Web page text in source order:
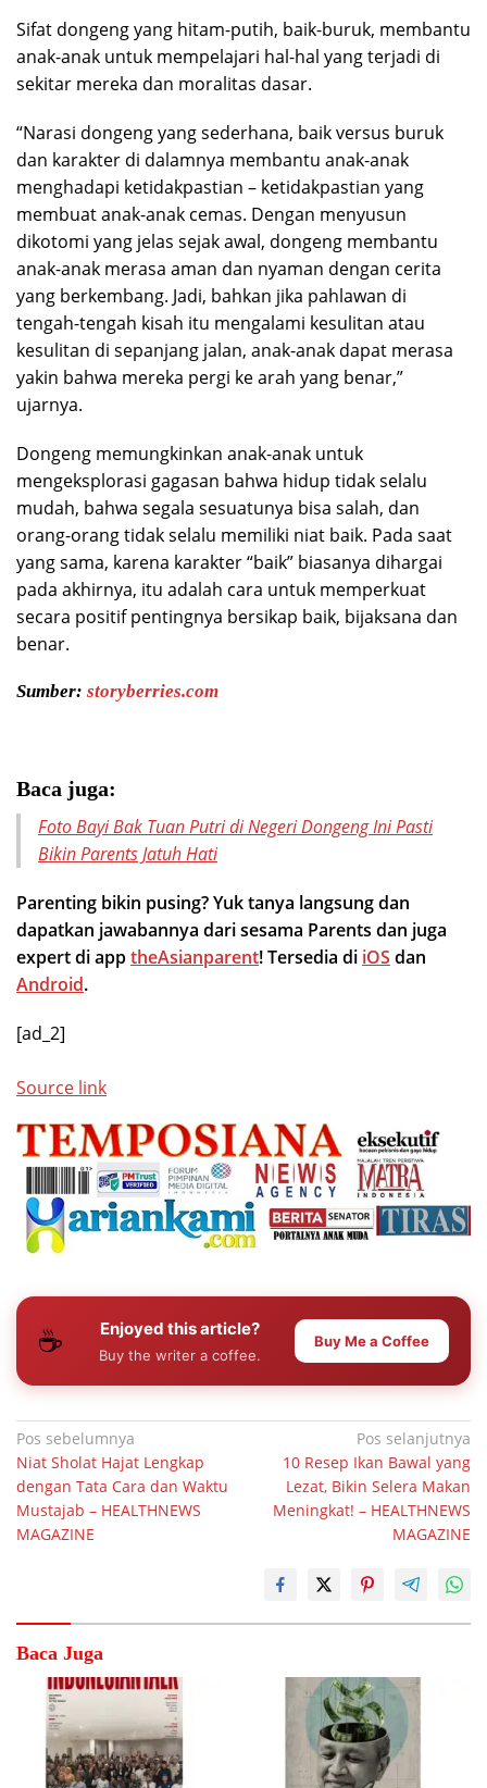
Sifat dongeng yang hitam-putih, baik-buruk, membantu
anak-anak untuk mempelajari hal-hal yang terjadi di
sekitar mereka dan moralitas dasar.
“Narasi dongeng yang sederhana, baik versus buruk
dan karakter di dalamnya membantu anak-anak
menghadapi ketidakpastian – ketidakpastian yang
membuat anak-anak cemas. Dengan menyusun
dikotomi yang jelas sejak awal, dongeng membantu
anak-anak merasa aman dan nyaman dengan cerita
yang berkembang. Jadi, bahkan jika pahlawan di
tengah-tengah kisah itu mengalami kesulitan atau
kesulitan di sepanjang jalan, anak-anak dapat merasa
yakin bahwa mereka pergi ke arah yang benar,”
ujarnya.
Dongeng memungkinkan anak-anak untuk
mengeksplorasi gagasan bahwa hidup tidak selalu
mudah, bahwa segala sesuatunya bisa salah, dan
orang-orang tidak selalu memiliki niat baik. Pada saat
yang sama, karena karakter “baik” biasanya dihargai
pada akhirnya, itu adalah cara untuk memperkuat
secara positif pentingnya bersikap baik, bijaksana dan
benar.
Sumber: storyberries.com
Baca juga:
Foto Bayi Bak Tuan Putri di Negeri Dongeng Ini Pasti
Bikin Parents Jatuh Hati
Parenting bikin pusing? Yuk tanya langsung dan
dapatkan jawabannya dari sesama Parents dan juga
expert di apptheAsianparent! Tersedia di iOS dan
Android.
[ad_2]
Source link
☕ Enjoyed this article?
Buy the writer a coffee.
Buy Me a Coffee
Navigasi
pos
Pos sebelumnya
Niat Sholat Hajat Lengkap
dengan Tata Cara dan Waktu
Mustajab – HEALTHNEWS
MAGAZINE
Pos selanjutnya
10 Resep Ikan Bawal yang
Lezat, Bikin Selera Makan
Meningkat! – HEALTHNEWS
MAGAZINE
Baca Juga